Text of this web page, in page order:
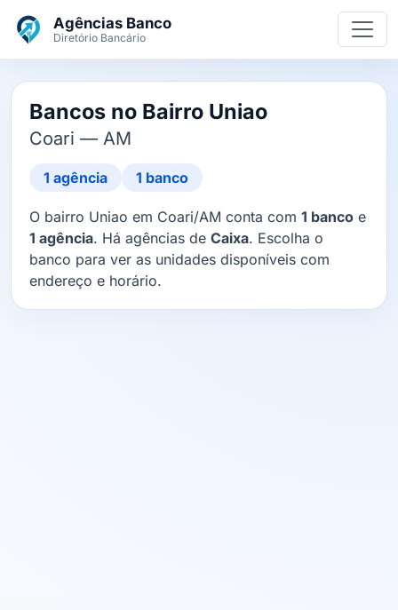
Agências Banco
Diretório Bancário
Bancos no Bairro Uniao
Coari — AM
1 agência 1 banco
O bairro Uniao em Coari/AM conta com 1 banco e
1 agência. Há agências de Caixa. Escolha o
banco para ver as unidades disponíveis com
endereço e horário.